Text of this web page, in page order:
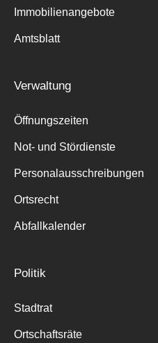
Immobilienangebote
Amtsblatt
Verwaltung
Öffnungszeiten
Not- und Stördienste
Personalausschreibungen
Ortsrecht
Abfallkalender
Politik
Stadtrat
Ortschaftsräte